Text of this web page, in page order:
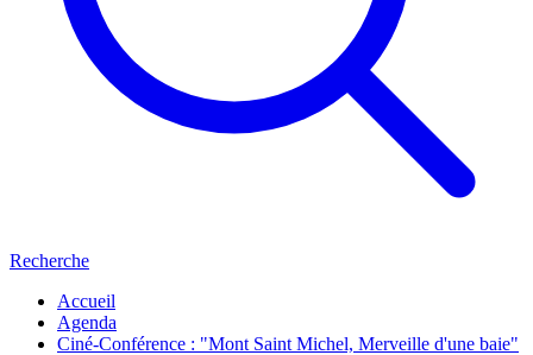
Recherche
Accueil
Agenda
Ciné-Conférence : "Mont Saint Michel, Merveille d'une baie"